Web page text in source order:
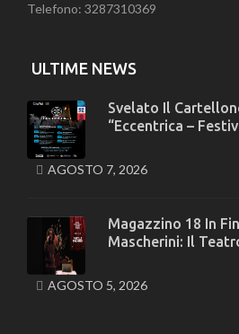
Telefono: 3287310369
ULTIME NEWS
Svelato Il
“Eccentrica –
AGOSTO 7, 2026
Magazzino 18 In
Mascherini: Il
AGOSTO 5, 2026